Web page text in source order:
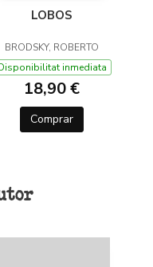
LOBOS
BRODSKY, ROBERTO
inmediata
18,90 €
Comprar